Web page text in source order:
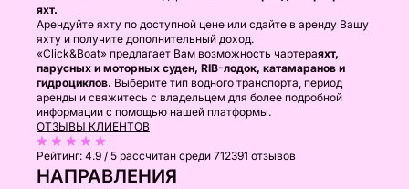
яхт.
Арендуйте яхту по доступной цене или сдайте в аренду Вашу
яхту и получите дополнительный доход.
«Click&Boat» предлагает Вам возможность чартераяхт,
парусных и моторных суден, RIB-лодок, катамаранов и
гидроциклов. Выберите тип водного транспорта, период
аренды и свяжитесь с владельцем для более подробной
информации с помощью нашей платформы.
ОТЗЫВЫ КЛИЕНТОВ
Рейтинг: 4.9 / 5 рассчитан среди 712391 отзывов
НАПРАВЛЕНИЯ